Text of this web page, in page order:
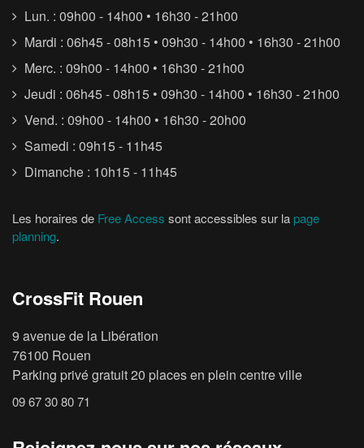
Lun. : 09h00 - 14h00 • 16h30 - 21h00
Mardi : 06h45 - 08h15 • 09h30 - 14h00 • 16h30 - 21h00
Merc. : 09h00 - 14h00 • 16h30 - 21h00
Jeudi : 06h45 - 08h15 • 09h30 - 14h00 • 16h30 - 21h00
Vend. : 09h00 - 14h00 • 16h30 - 20h00
Samedi : 09h15 - 11h45
Dimanche : 10h15 - 11h45
Les horaires de Free Access sont accessibles sur la page
planning.
CrossFit Rouen
9 avenue de la Libération
76100 Rouen
Parking privé gratuit 20 places en plein centre ville
09 67 30 80 71